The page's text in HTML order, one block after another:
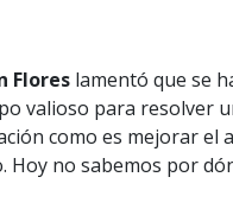
Flores lamentó que se
valioso para resolver
como es mejorar el
Hoy no sabemos por